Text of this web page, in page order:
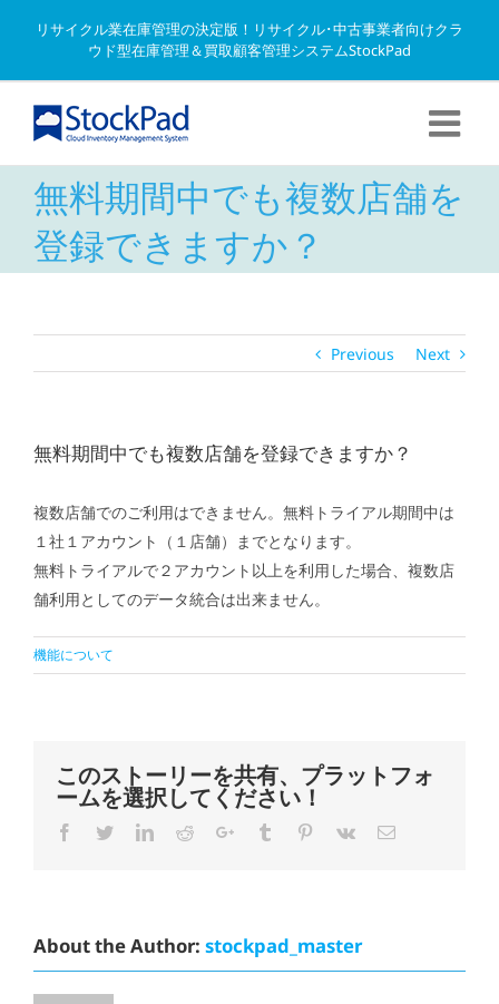
リサイクル業在庫管理の決定版！リサイクル･中古事業者向けクラ
ウド型在庫管理＆買取顧客管理システムStockPad
無料期間中でも複数店舗を
登録できますか？
Previous Next
無料期間中でも複数店舗を登録できますか？
複数店舗でのご利用はできません。無料トライアル期間中は
１社１アカウント（１店舗）までとなります。
無料トライアルで２アカウント以上を利用した場合、複数店
舗利用としてのデータ統合は出来ません。
機能について
このストーリーを共有、プラットフォ
ームを選択してください！
Facebook
TwitterLinkedIn
RedditGoogle+Tumblr Pinterest
Vk Email
About the Author: stockpad_master